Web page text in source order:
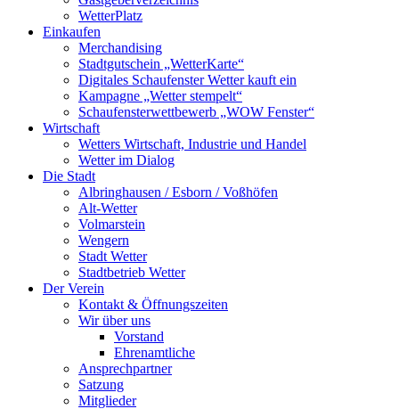
WetterPlatz
Einkaufen
Merchandising
Stadtgutschein „WetterKarte“
Digitales Schaufenster Wetter kauft ein
Kampagne „Wetter stempelt“
Schaufensterwettbewerb „WOW Fenster“
Wirtschaft
Wetters Wirtschaft, Industrie und Handel
Wetter im Dialog
Die Stadt
Albringhausen / Esborn / Voßhöfen
Alt-Wetter​
Volmarstein
Wengern
Stadt Wetter
Stadtbetrieb Wetter
Der Verein
Kontakt & Öffnungszeiten
Wir über uns
Vorstand
Ehrenamtliche
Ansprechpartner
Satzung
Mitglieder